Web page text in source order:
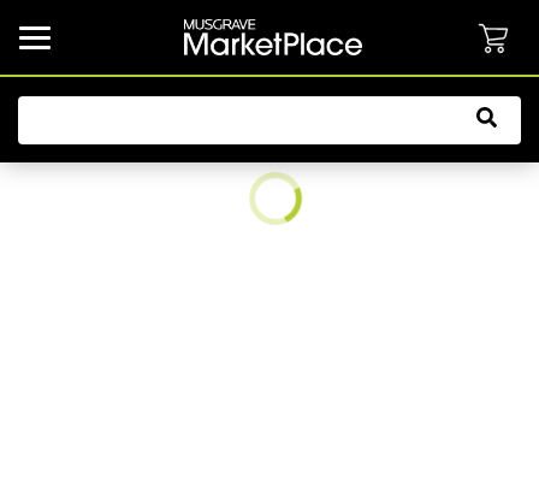
common.button.navbarCollapsed.text